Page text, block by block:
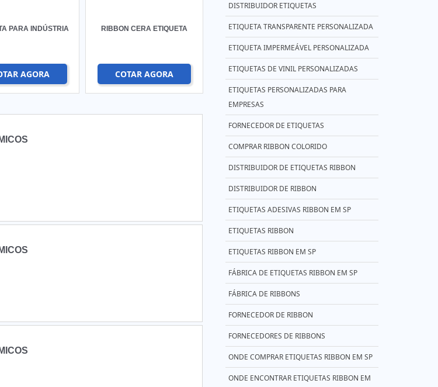
PARA INDÚSTRIA
AGORA
RIBBON CERA ETIQUETA
COTAR AGORA
DISTRIBUIDOR ETIQUETAS
ETIQUETA TRANSPARENTE PERSONALIZADA
ETIQUETA IMPERMEÁVEL PERSONALIZADA
ETIQUETAS DE VINIL PERSONALIZADAS
ETIQUETAS PERSONALIZADAS PARA
EMPRESAS
FORNECEDOR DE ETIQUETAS
COMPRAR RIBBON COLORIDO
DISTRIBUIDOR DE ETIQUETAS RIBBON
DISTRIBUIDOR DE RIBBON
ETIQUETAS ADESIVAS RIBBON EM SP
ETIQUETAS RIBBON
ETIQUETAS RIBBON EM SP
FÁBRICA DE ETIQUETAS RIBBON EM SP
FÁBRICA DE RIBBONS
FORNECEDOR DE RIBBON
FORNECEDORES DE RIBBONS
ONDE COMPRAR ETIQUETAS RIBBON EM SP
ONDE ENCONTRAR ETIQUETAS RIBBON EM